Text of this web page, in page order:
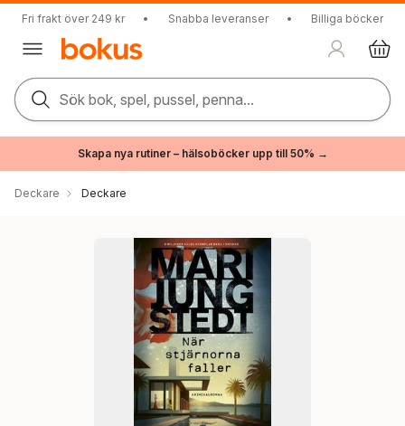
Fri frakt över 249 kr • Snabba leveranser • Billiga böcker
Sök bok, spel, pussel, penna...
Skapa nya rutiner – hälsoböcker upp till 50% →
Deckare Deckare